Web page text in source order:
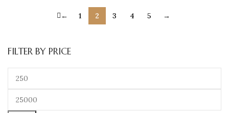
FILTER BY PRICE
← 1 2 3 4 5 →